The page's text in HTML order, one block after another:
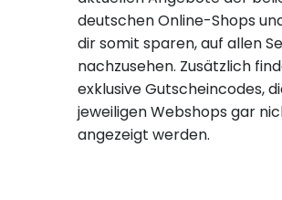
deutschen Online-Shops
dir somit sparen, auf allen
nachzusehen. Zusätzlich
exklusive Gutscheincodes,
jeweiligen Webshops gar
angezeigt werden.